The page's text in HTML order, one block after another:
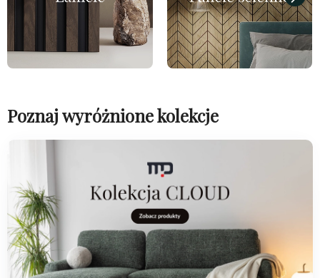
Poznaj wyróżnione kolekcje